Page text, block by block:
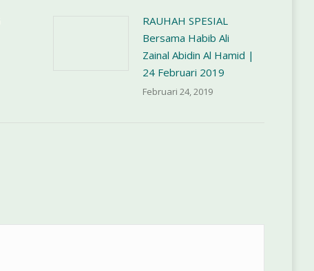
RAUHAH SPESIAL
Bersama Habib Ali
Zainal Abidin Al Hamid |
24 Februari 2019
Februari 24, 2019